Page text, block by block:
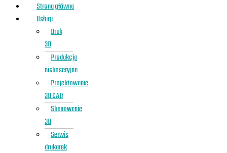
Strona główna
Usługi
Druk
3D
Produkcja
niskoseryjna
Projektowanie
3D CAD
Skanowanie
3D
Serwis
drukarek